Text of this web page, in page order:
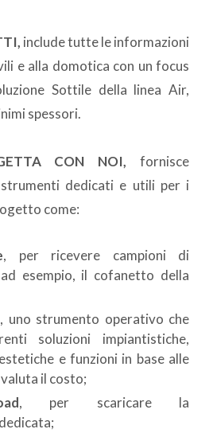
include tutte le informazioni
e alla domotica con un focus
Sottile della linea Air,
spessori.
CON NOI, fornisce
dedicati e utili per i
come:
, per ricevere campioni di
esempio, il cofanetto della
, uno strumento operativo che
soluzioni impiantistiche,
e funzioni in base alle
valuta il costo;
, per scaricare la